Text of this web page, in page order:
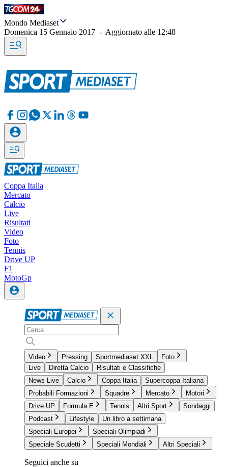
Mondo Mediaset
Domenica 15 Gennaio 2017 - Aggiornato alle 12:48
Coppa Italia
Mercato
Calcio
Live
Risultati
Video
Foto
Tennis
Drive UP
F1
MotoGp
Video Pressing Sportmediaset XXL
Foto
Live
Diretta Calcio
Risultati e Classifiche
News Live
Calcio Coppa Italia
Supercoppa Italiana
Probabili Formazioni
Squadre Mercato
Motori
Drive UP
Formula E Tennis Altri Sport
Sondaggi
Podcast
Lifestyle
Un libro a settimana
Speciali Europei
Speciali Olimpiadi
Speciale Scudetti
Speciali Mondiali Altri Speciali
Seguici anche su